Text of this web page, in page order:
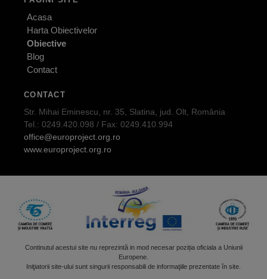
Acasa
Harta Obiectivelor
Obiective
Blog
Contact
CONTACT
Str. Mihai Eminescu, nr. 35, Slatina, jud. Olt, România
Tel.: 0249.420.098 / Fax: 0249.410.994
office@europroject.org.ro
www.europroject.org.ro
Continutul acestui site nu reprezintă in mod necesar poziția oficiala a Uniunii
Europene.
Iniţiatorii site-ului sunt singurii responsabili de informaţiile prezentate în site.